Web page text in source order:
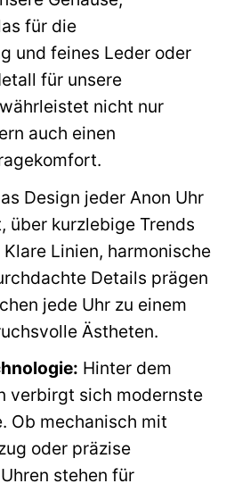
für die
und feines Leder oder
für unsere
nicht nur
auch einen
Design jeder Anon Uhr
über kurzlebige Trends
Linien, harmonische
Details prägen
jede Uhr zu einem
Ästheten.
Hinter dem
verbirgt sich modernste
Ob mechanisch mit
oder präzise
stehen für